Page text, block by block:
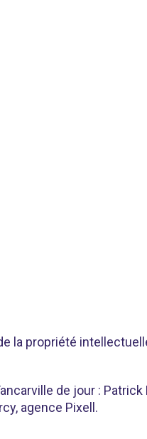
la propriété
de jour :
agence Pixell.